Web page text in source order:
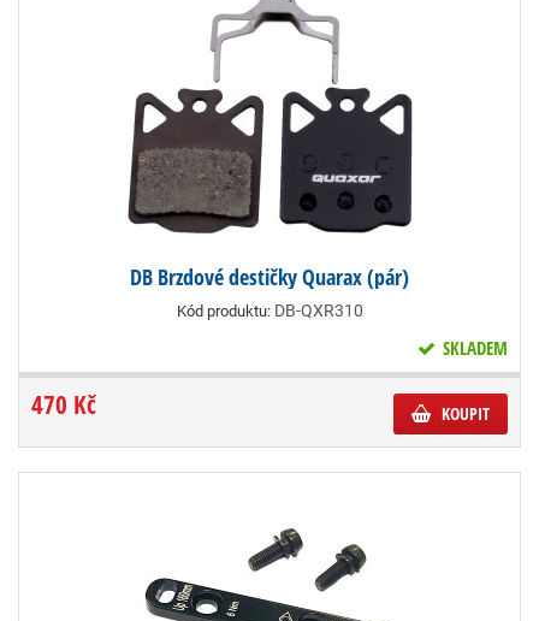
DB Brzdové destičky Quarax (pár)
Kód produktu: DB-QXR310
SKLADEM
470 Kč KOUPIT